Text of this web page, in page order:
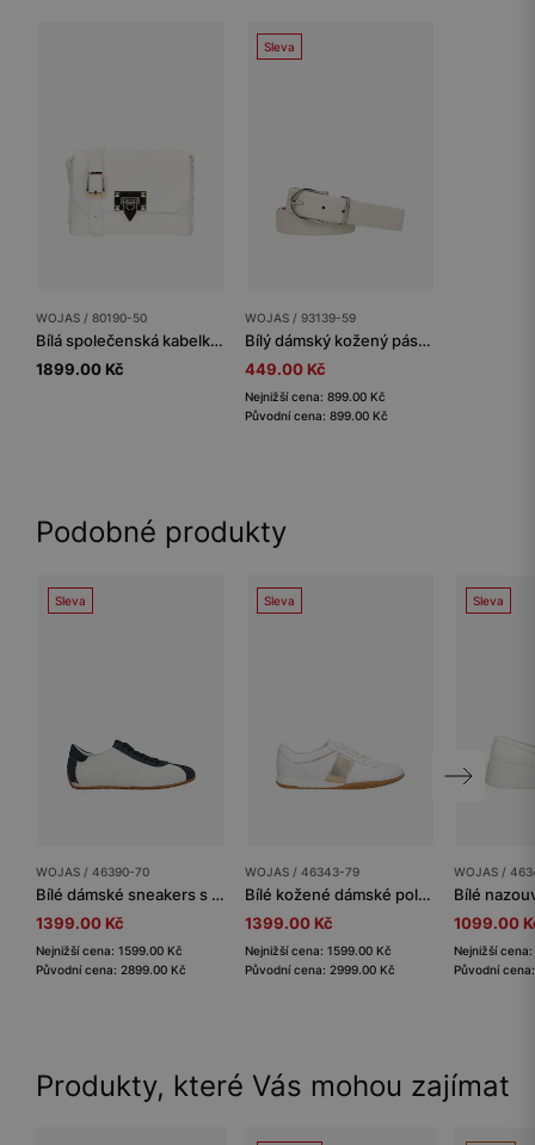
WOJAS / 80190-50
Bílá společenská kabelka z pravé kůže
1899.00 Kč
Sleva
WOJAS / 93139-59
Bílý dámský kožený pásek se stříbrnou přezkou
449.00 Kč
Nejnižší cena: 899.00 Kč
Původní cena: 899.00 Kč
Podobné produkty
Sleva
WOJAS / 46390-70
Bílé dámské sneakers s tmavě modrými vsadkami
1399.00 Kč
Nejnižší cena: 1599.00 Kč
Původní cena: 2899.00 Kč
Sleva
WOJAS / 46343-79
Bílé kožené dámské polobotky se zlatými detaily
1399.00 Kč
Nejnižší cena: 1599.00 Kč
Původní cena: 2999.00 Kč
Sleva
WOJAS /
1099.00
Nejnižší
Původní
Produkty, které Vás mohou zajímat